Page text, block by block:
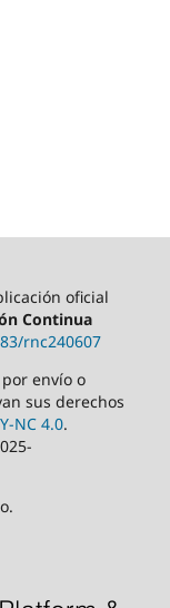
oficial
Continua
rnc240607
envío o
sus derechos
NC 4.0.